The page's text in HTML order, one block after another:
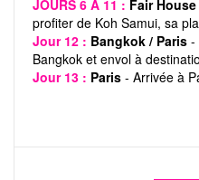
JOURS 6 À 11 : Fair
profiter de Koh Samui, sa
Jour 12 : Bangkok / Paris -
Bangkok et envol à
Jour 13 : Paris - Arrivée à